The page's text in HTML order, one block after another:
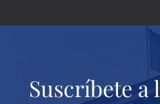
Suscríbete a